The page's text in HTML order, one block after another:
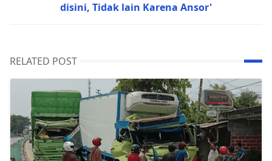
disini, Tidak lain Karena Ansor'
RELATED POST